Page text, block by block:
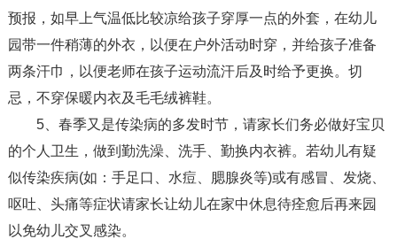
预报，如早上气温低比较凉给孩子穿厚一点的外套，在幼儿
园带一件稍薄的外衣，以便在户外活动时穿，并给孩子准备
两条汗巾，以便老师在孩子运动流汗后及时给予更换。切
忌，不穿保暖内衣及毛毛绒裤鞋。
5、春季又是传染病的多发时节，请家长们务必做好宝贝
的个人卫生，做到勤洗澡、洗手、勤换内衣裤。若幼儿有疑
似传染疾病(如：手足口、水痘、腮腺炎等)或有感冒、发烧、
呕吐、头痛等症状请家长让幼儿在家中休息待痊愈后再来园
以免幼儿交叉感染。